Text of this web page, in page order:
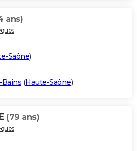
ans)
Saône)
Bains (Haute-Saône)
(79 ans)